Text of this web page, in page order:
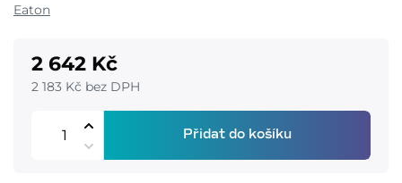
Eaton
2 642 Kč
2 183 Kč bez DPH
Přidat do košíku